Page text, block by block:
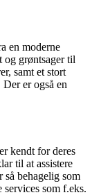
en moderne
grøntsager til
samt et stort
er også en
er kendt for deres
til at assistere
så behagelig som
som f.eks.